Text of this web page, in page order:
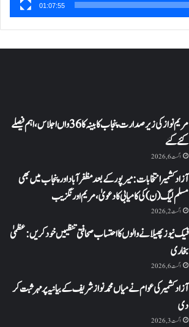
01:07:55
مریم نواز کی زیر صدارت پنجاب کابینہ کا 36واں اجلاس،اہم فیصلے
کئے گئے
اگست 6, 2026
آزاد کشمیر انتخابات: میرپور کے بعد مظفرآباد اور پنجاب میں بھی
مسلم لیگ (ن) کی کامیابی کا دعویٰ، مریم اورنگزیب
اگست 2, 2026
فیک نیوز پھیلانے والوں کا احتساب صحافتی تنظیمیں خود کریں: عظمیٰ
بخاری
اگست 6, 2026
آزاد کشمیر کی عوام نے میاں محمد نواز شریف کے بیانیہ پر مہر ثبت کر
دی
اگست 3, 2026